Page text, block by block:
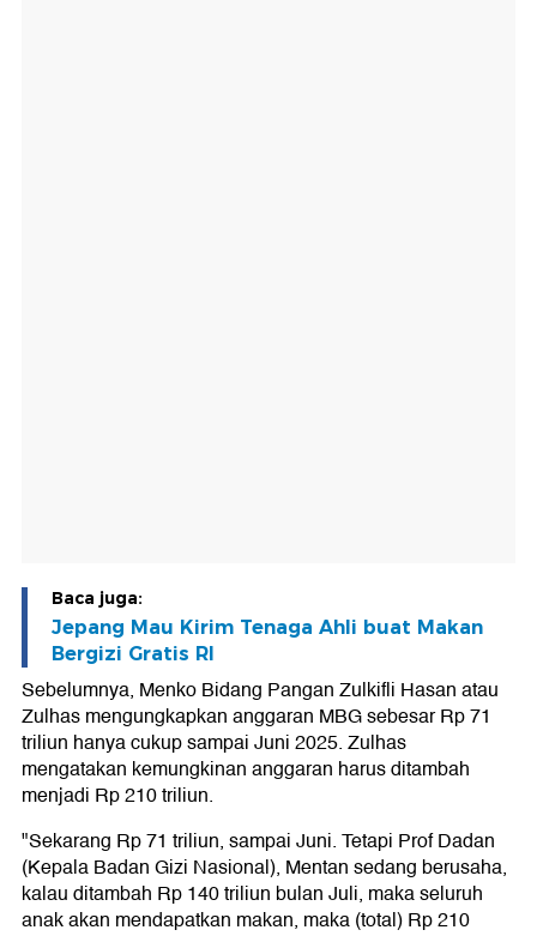
Baca juga:
Jepang Mau Kirim Tenaga Ahli buat Makan
Bergizi Gratis RI
Sebelumnya, Menko Bidang Pangan Zulkifli Hasan atau
Zulhas mengungkapkan anggaran MBG sebesar Rp 71
triliun hanya cukup sampai Juni 2025. Zulhas
mengatakan kemungkinan anggaran harus ditambah
menjadi Rp 210 triliun.
"Sekarang Rp 71 triliun, sampai Juni. Tetapi Prof Dadan
(Kepala Badan Gizi Nasional), Mentan sedang berusaha,
kalau ditambah Rp 140 triliun bulan Juli, maka seluruh
anak akan mendapatkan makan, maka (total) Rp 210